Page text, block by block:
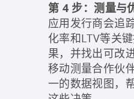
第 4 步：测量与
应用发行商会追
化率和LTV等关
果，并找出可改
移动测量合作伙
一的数据视图，